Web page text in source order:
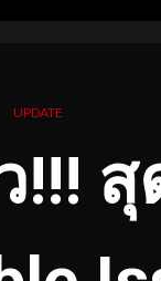
UPDATE
!!!